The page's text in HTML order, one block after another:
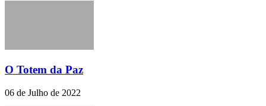
O Totem da Paz
06 de Julho de 2022